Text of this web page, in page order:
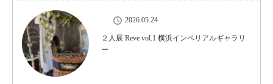
2026.05.24
２人展 Reve vol.1 横浜インペリアルギャラリ
ー